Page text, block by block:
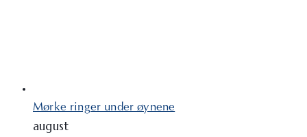
Mørke ringer under øynene
august